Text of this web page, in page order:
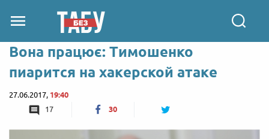
Вона працює: Тимошенко
пиарится на хакерской атаке
27.06.2017, 19:40
17
30